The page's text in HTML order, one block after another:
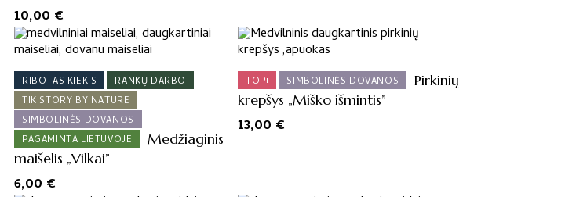
10,00 €
RIBOTAS KIEKIS
RANKŲ DARBO
TIK STORY BY NATURE
SIMBOLINĖS DOVANOS
PAGAMINTA LIETUVOJE
Medžiaginis
maišelis „Vilkai”
6,00 €
TOP! SIMBOLINĖS DOVANOS
Pirkinių
krepšys „Miško išmintis”
13,00 €